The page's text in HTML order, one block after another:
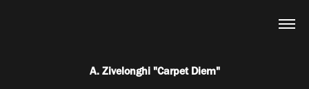
A. Zivelonghi "Carpet Diem"